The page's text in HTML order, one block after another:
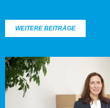
WEITERE BEITRÄGE